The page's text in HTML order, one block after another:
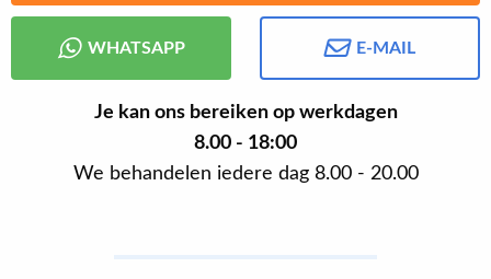
WHATSAPP E-MAIL
Je kan ons bereiken op werkdagen
8.00 - 18:00
We behandelen iedere dag 8.00 - 20.00